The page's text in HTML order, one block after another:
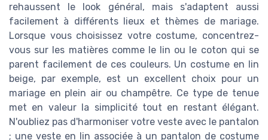
rehaussent le look général, mais s'adaptent aussi
facilement à différents lieux et thèmes de mariage.
Lorsque vous choisissez votre costume, concentrez-
vous sur les matières comme le lin ou le coton qui se
parent facilement de ces couleurs. Un costume en lin
beige, par exemple, est un excellent choix pour un
mariage en plein air ou champêtre. Ce type de tenue
met en valeur la simplicité tout en restant élégant.
N'oubliez pas d'harmoniser votre veste avec le pantalon
; une veste en lin associée à un pantalon de costume